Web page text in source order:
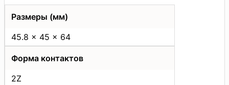
Размеры (мм)
45.8 x 45 x 64
Форма контактов
2Z